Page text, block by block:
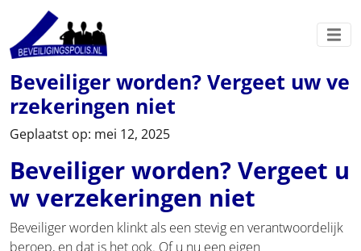
Beveiliger worden? Vergeet uw ve
rzekeringen niet
Geplaatst op: mei 12, 2025
Beveiliger worden? Vergeet u
w verzekeringen niet
Beveiliger worden klinkt als een stevig en verantwoordelijk
beroep, en dat is het ook. Of u nu een eigen